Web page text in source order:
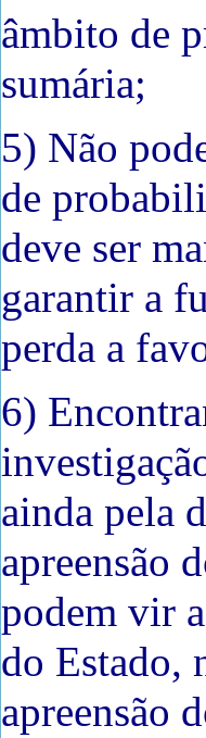
âmbito de
sumária;
5) Não
de
deve ser
garantir a
perda a
6)
ainda pela
apreensão
podem vir
do Estado,
apreensão